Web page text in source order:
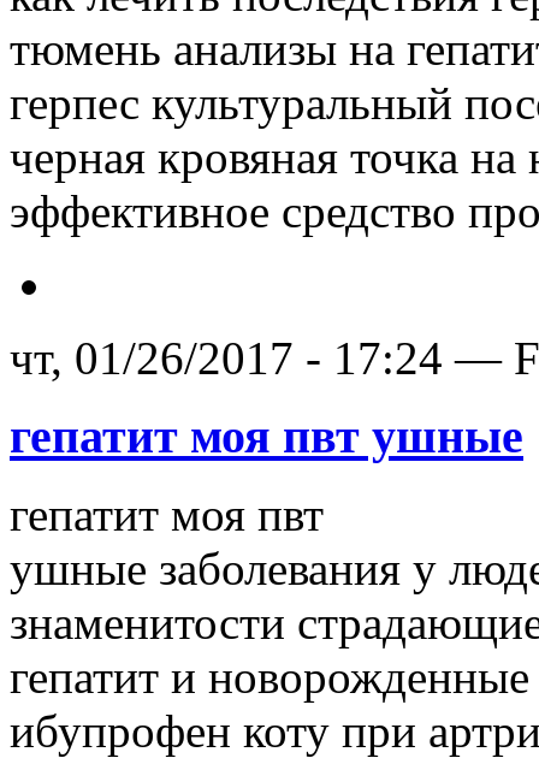
тюмень анализы на
герпес культуральный
черная кровяная точка
эффективное средство
чт, 01/26/2017 - 17:24 —
гепатит моя пвт ушные
гепатит моя пвт
ушные заболевания у
знаменитости
гепатит и новорожденные
ибупрофен коту при